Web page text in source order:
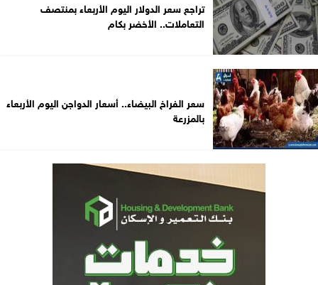
تراجع سعر الدولار اليوم الأربعاء بمنتصف
التعاملات.. الأخضر بكام
سعر الفراخ البيضاء.. أسعار الدواجن اليوم الأربعاء
بالمزرعة